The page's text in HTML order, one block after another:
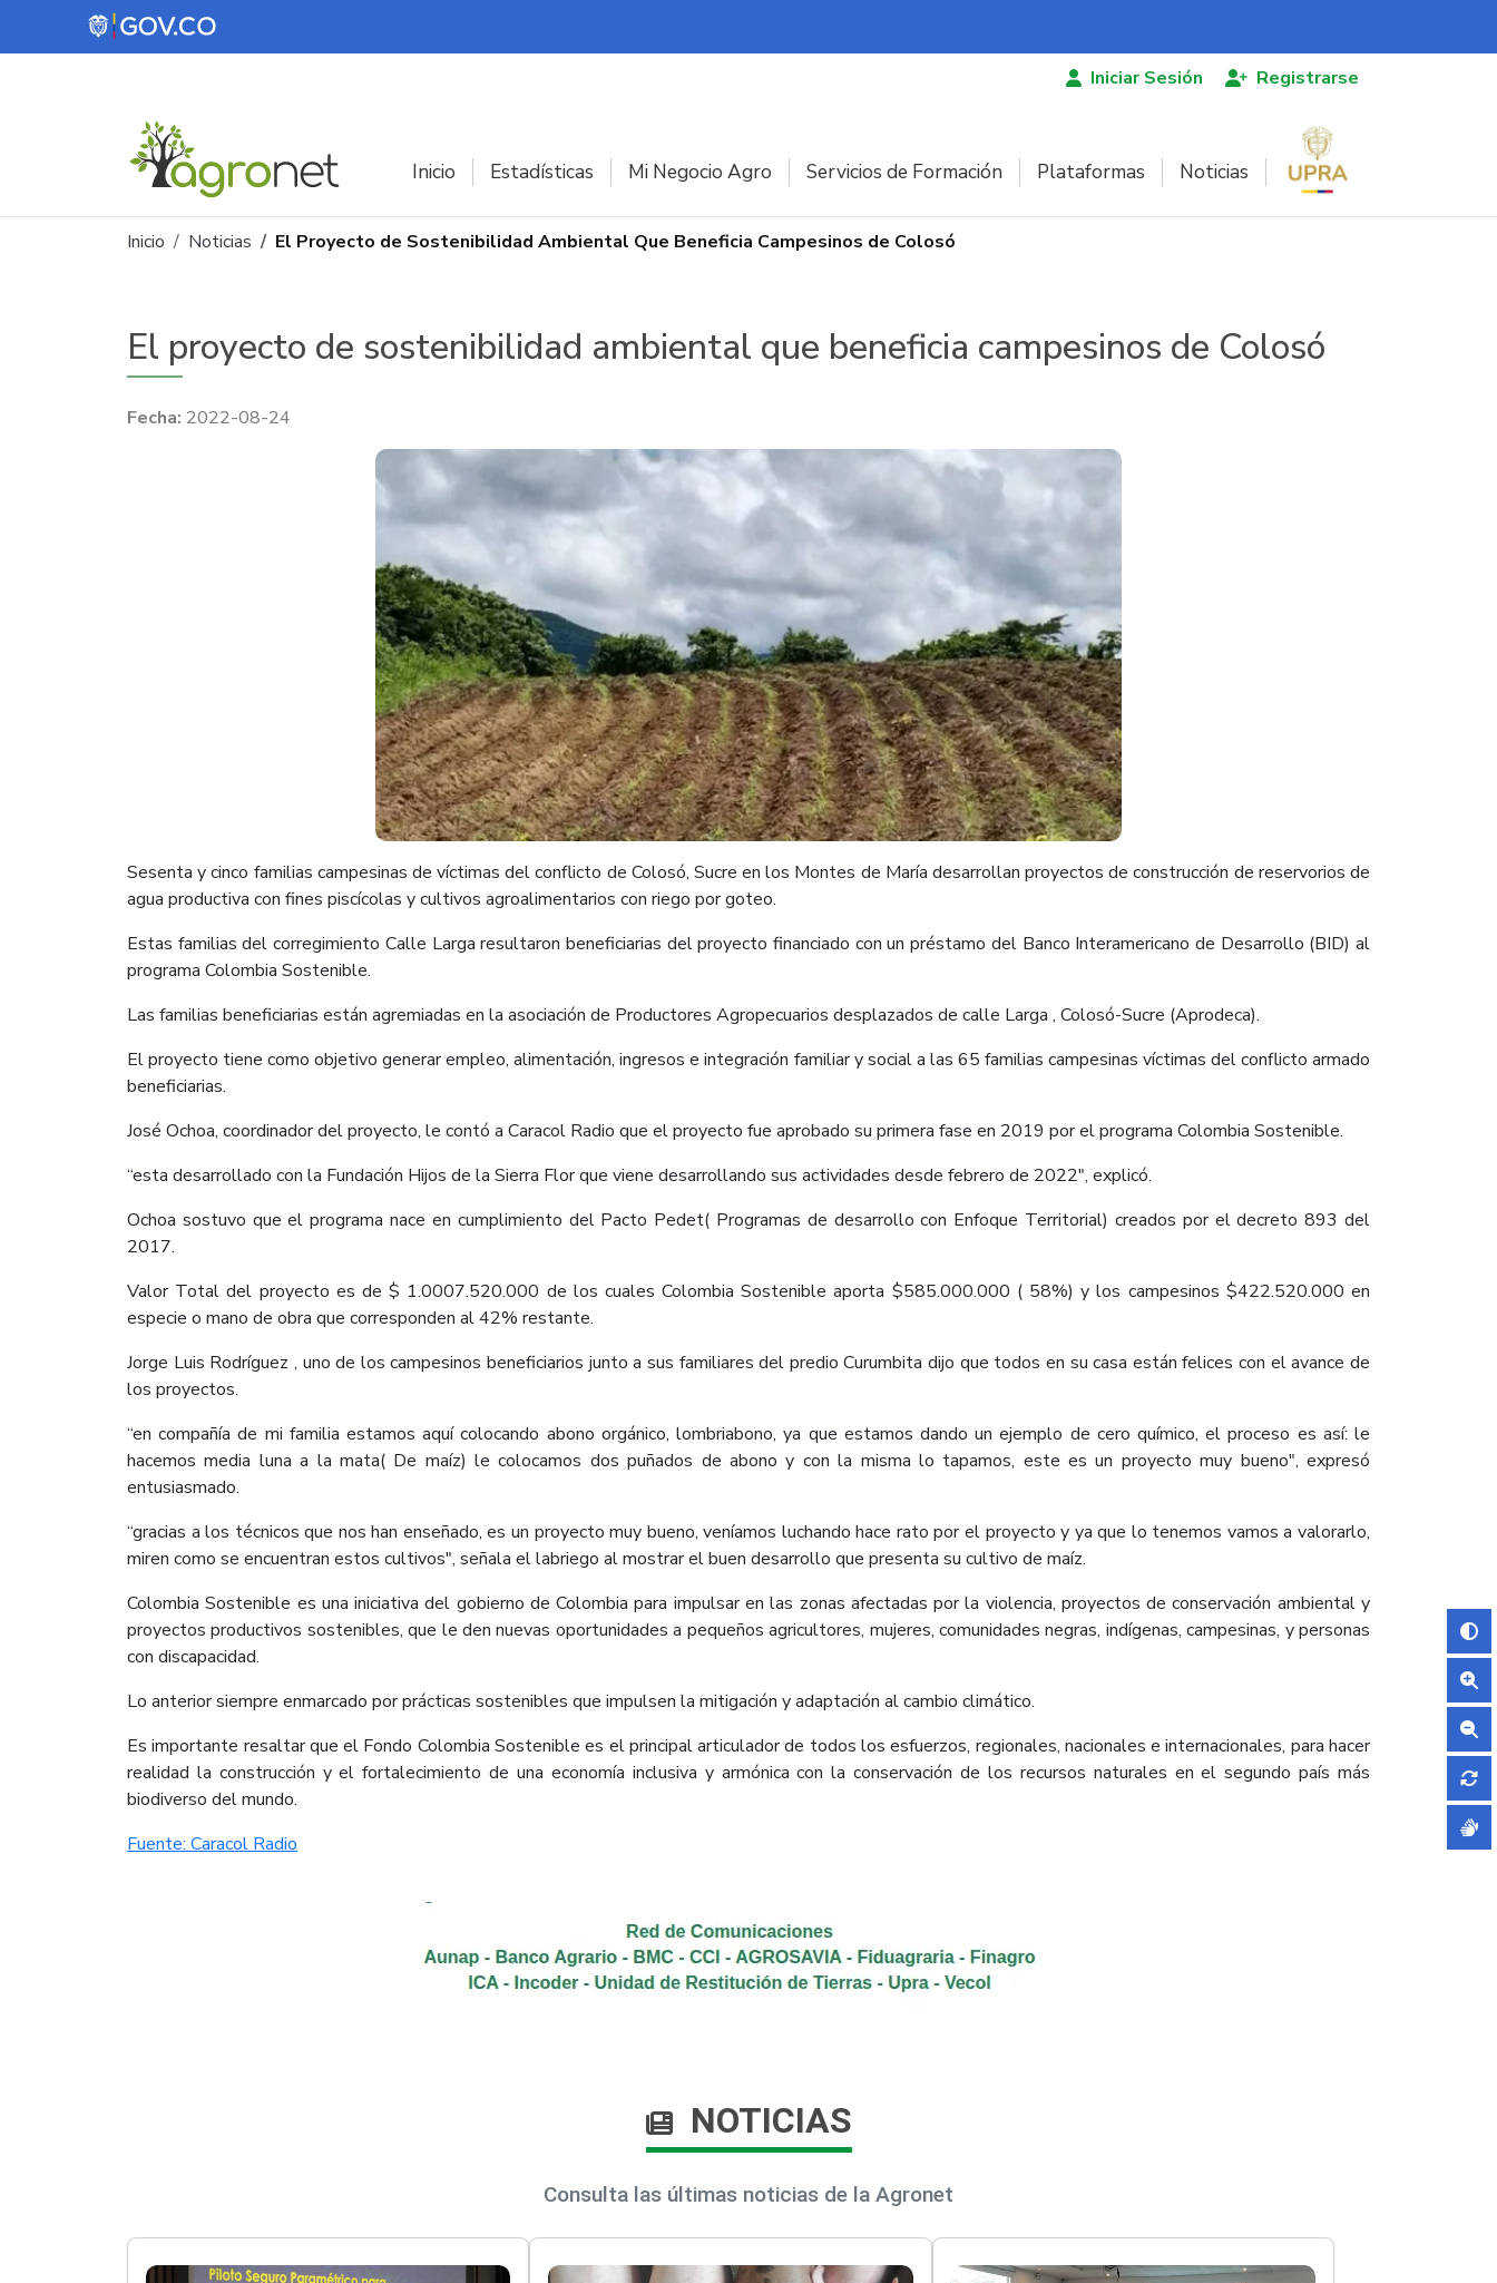
Pasar al contenido principal
Iniciar Sesión Registrarse
Inicio Estadísticas Mi Negocio Agro Servicios de Formación Plataformas Noticias
Ruta de navegación
Inicio Noticias El Proyecto de Sostenibilidad Ambiental Que Beneficia Campesinos de Colosó
El proyecto de sostenibilidad ambiental que beneficia campesinos de Colosó
2022-08-24
Sesenta y cinco familias campesinas de víctimas del conflicto de Colosó, Sucre en los Montes de María desarrollan proyectos de construcción de reservorios de
agua productiva con fines piscícolas y cultivos agroalimentarios con riego por goteo.
Estas familias del corregimiento Calle Larga resultaron beneficiarias del proyecto financiado con un préstamo del Banco Interamericano de Desarrollo (BID) al
programa Colombia Sostenible.
Las familias beneficiarias están agremiadas en la asociación de Productores Agropecuarios desplazados de calle Larga , Colosó-Sucre (Aprodeca).
El proyecto tiene como objetivo generar empleo, alimentación, ingresos e integración familiar y social a las 65 familias campesinas víctimas del conflicto armado
beneficiarias.
José Ochoa, coordinador del proyecto, le contó a Caracol Radio que el proyecto fue aprobado su primera fase en 2019 por el programa Colombia Sostenible.
“esta desarrollado con la Fundación Hijos de la Sierra Flor que viene desarrollando sus actividades desde febrero de 2022", explicó.
Ochoa sostuvo que el programa nace en cumplimiento del Pacto Pedet( Programas de desarrollo con Enfoque Territorial) creados por el decreto 893 del
2017.
Valor Total del proyecto es de $ 1.0007.520.000 de los cuales Colombia Sostenible aporta $585.000.000 ( 58%) y los campesinos $422.520.000 en
especie o mano de obra que corresponden al 42% restante.
Jorge Luis Rodríguez , uno de los campesinos beneficiarios junto a sus familiares del predio Curumbita dijo que todos en su casa están felices con el avance de
los proyectos.
“en compañía de mi familia estamos aquí colocando abono orgánico, lombriabono, ya que estamos dando un ejemplo de cero químico, el proceso es así: le
hacemos media luna a la mata( De maíz) le colocamos dos puñados de abono y con la misma lo tapamos, este es un proyecto muy bueno", expresó
entusiasmado.
“gracias a los técnicos que nos han enseñado, es un proyecto muy bueno, veníamos luchando hace rato por el proyecto y ya que lo tenemos vamos a valorarlo,
miren como se encuentran estos cultivos", señala el labriego al mostrar el buen desarrollo que presenta su cultivo de maíz.
Colombia Sostenible es una iniciativa del gobierno de Colombia para impulsar en las zonas afectadas por la violencia, proyectos de conservación ambiental y
proyectos productivos sostenibles, que le den nuevas oportunidades a pequeños agricultores, mujeres, comunidades negras, indígenas, campesinas, y personas
con discapacidad.
Lo anterior siempre enmarcado por prácticas sostenibles que impulsen la mitigación y adaptación al cambio climático.
Es importante resaltar que el Fondo Colombia Sostenible es el principal articulador de todos los esfuerzos, regionales, nacionales e internacionales, para hacer
realidad la construcción y el fortalecimiento de una economía inclusiva y armónica con la conservación de los recursos naturales en el segundo país más
biodiverso del mundo.​
Fuente: Caracol Radio​
NOTICIAS
Consulta las últimas noticias de la Agronet